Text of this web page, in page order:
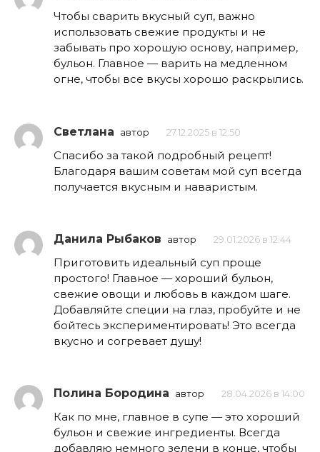
Чтобы сварить вкусный суп, важно
использовать свежие продукты и не
забывать про хорошую основу, например,
бульон. Главное — варить на медленном
огне, чтобы все вкусы хорошо раскрылись.
Светлана автор 27.12.2025 в 12:50
Спасибо за такой подробный рецепт!
Благодаря вашим советам мой суп всегда
получается вкусным и наваристым.
Данила Рыбаков автор 29.01.2026 в 12:44
Приготовить идеальный суп проще
простого! Главное — хороший бульон,
свежие овощи и любовь в каждом шаге.
Добавляйте специи на глаз, пробуйте и не
бойтесь экспериментировать! Это всегда
вкусно и согревает душу!
Полина Бородина автор 28.04.2026 в 14:00
Как по мне, главное в супе — это хороший
бульон и свежие ингредиенты. Всегда
добавляю немного зелени в конце, чтобы